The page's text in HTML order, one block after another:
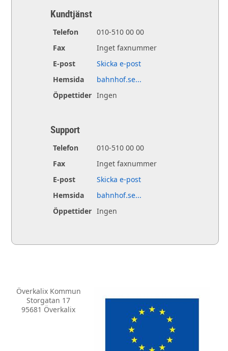
Kundtjänst
Telefon
010-510 00 00
Fax
Inget faxnummer
E-post
Skicka e-post
Hemsida
bahnhof.se...
Öppettider Ingen
Support
Telefon
010-510 00 00
Fax
Inget faxnummer
E-post
Skicka e-post
Hemsida
bahnhof.se...
Öppettider Ingen
Överkalix Kommun
Storgatan 17
95681 Överkalix